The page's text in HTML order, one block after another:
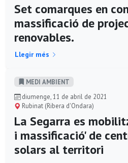
Set comarques en
massificació de
renovables.
Llegir més
MEDI AMBIENT
diumenge, 11 de abril de 2021
Rubinat (Ribera d'Ondara)
La Segarra es
i massificació' de
solars al territori